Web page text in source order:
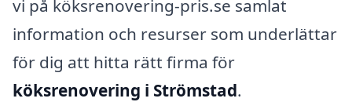
vi på köksrenovering-pris.se samlat
information och resurser som underlättar
för dig att hitta rätt firma för
köksrenovering i Strömstad.